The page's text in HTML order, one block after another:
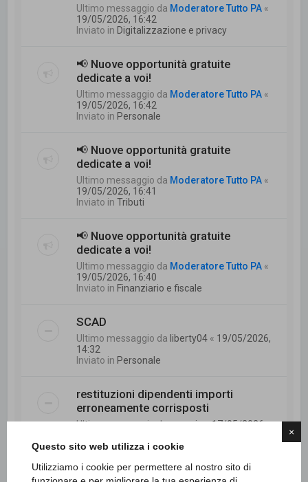
×
Questo sito web utilizza i cookie
Utilizziamo i cookie per permettere al nostro sito di
Ultimo messaggio da Moderatore Tutto PA «
19/05/2026, 16:42
Inviato in Digitalizzazione e privacy
📢 Nuove opportunità gratuite
dedicate a voi!
Ultimo messaggio da Moderatore Tutto PA «
19/05/2026, 16:42
Inviato in Personale
📢 Nuove opportunità gratuite
dedicate a voi!
Ultimo messaggio da Moderatore Tutto PA «
19/05/2026, 16:41
Inviato inTributi
📢 Nuove opportunità gratuite
dedicate a voi!
Ultimo messaggio da Moderatore Tutto PA «
19/05/2026, 16:40
Inviato in Finanziario e fiscale
SCAD
Ultimo messaggio da liberty04 « 19/05/2026,
14:32
Inviato in Personale
restituzioni dipendenti importi
erroneamente corrisposti
Ultimo messaggio damannie«17/05/2026,
Inviato inFinanziario e fiscale